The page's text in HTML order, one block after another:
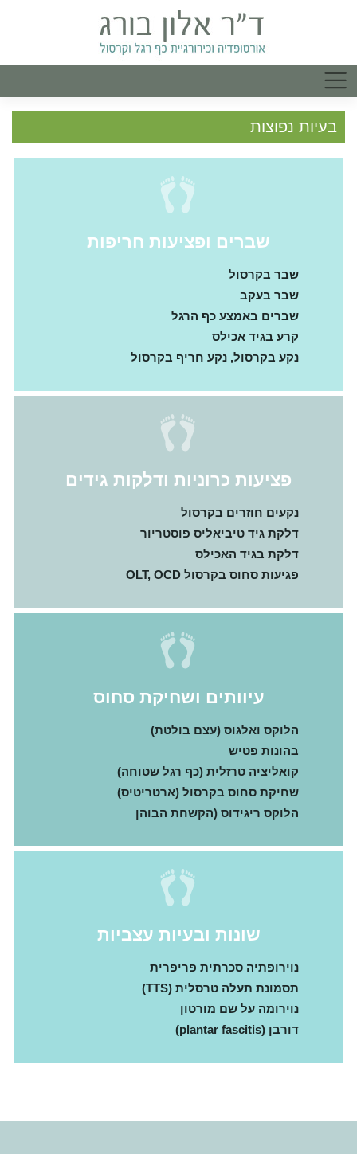
בעיות נפוצות
שברים ופציעות חריפות
שבר בקרסול
שבר בעקב
שברים באמצע כף הרגל
קרע בגיד אכילס
נקע בקרסול, נקע חריף בקרסול
פציעות כרוניות ודלקות גידים
נקעים חוזרים בקרסול
דלקת גיד טיביאליס פוסטריור
דלקת בגיד האכילס
פגיעות סחוס בקרסול OLT, OCD
עיוותים ושחיקת סחוס
הלוקס ואלגוס (עצם בולטת)
בהונות פטיש
קואליציה טרזלית (כף רגל שטוחה)
שחיקת סחוס בקרסול (ארטריטיס)
הלוקס ריגידוס (הקשחת הבוהן
שונות ובעיות עצביות
נוירופתיה סכרתית פריפרית
תסמונת תעלה טרסלית (TTS)
נוירומה על שם מורטון
דורבן (plantar fascitis)